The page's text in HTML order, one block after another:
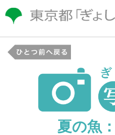
夏の魚